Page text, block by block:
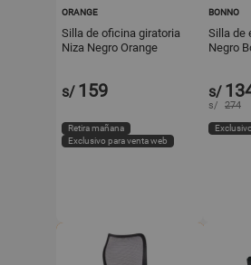
ORANGE
Silla de oficina giratoria
Niza Negro Orange
s/ 159
Retira mañana
Exclusivo para venta web
BONNO
Silla de
Negro
s/
s/ 274